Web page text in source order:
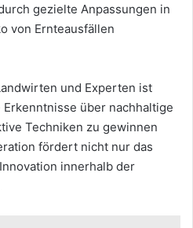
gezielte Anpassungen in
von Ernteausfällen
und Experten ist
über nachhaltige
Techniken zu gewinnen
fördert nicht nur das
innerhalb der